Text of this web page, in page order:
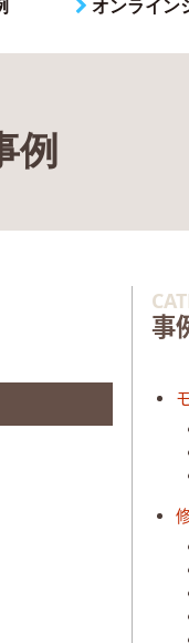
オンライン
例
事